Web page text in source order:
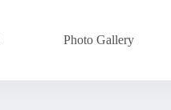
Photo Gallery